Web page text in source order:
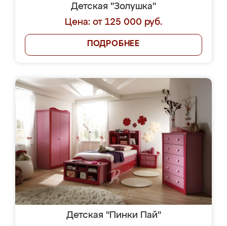
Детская "Золушка"
Цена: от 125 000 руб.
ПОДРОБНЕЕ
Детская "Пинки Пай"